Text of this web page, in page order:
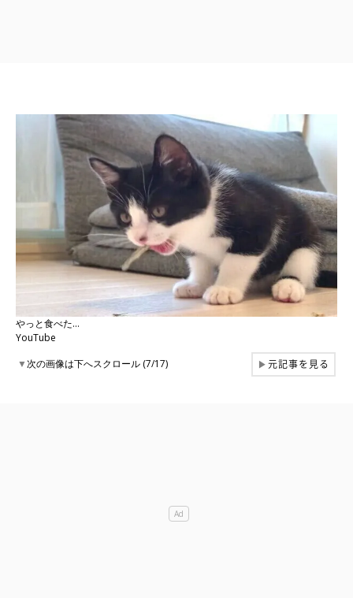
やっと食べた…
YouTube
▼次の画像は下へスクロール (7/17) ▶元記事を見る